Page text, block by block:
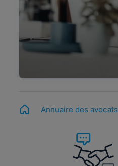
Annuaire des avocats